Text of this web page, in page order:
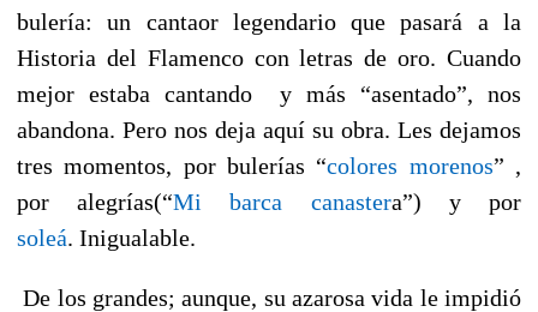
bulería: un cantaor legendario que pasará a la
Historia del Flamenco con letras de oro. Cuando
mejor estaba cantando y más “asentado”, nos
abandona. Pero nos deja aquí su obra. Les dejamos
tres momentos, por bulerías “colores morenos” ,
por alegrías(“Mi barca canastera”) y por
soleá. Inigualable.
De los grandes; aunque, su azarosa vida le impidió